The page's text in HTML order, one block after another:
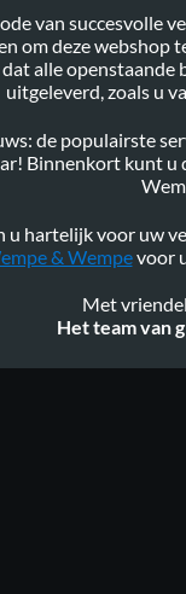
van succesvolle
om deze webshop
alle openstaande
uitgeleverd, zoals u
de populairste
Binnenkort kunt u
u hartelijk voor uw
& Wempevoor
Met
Het team van